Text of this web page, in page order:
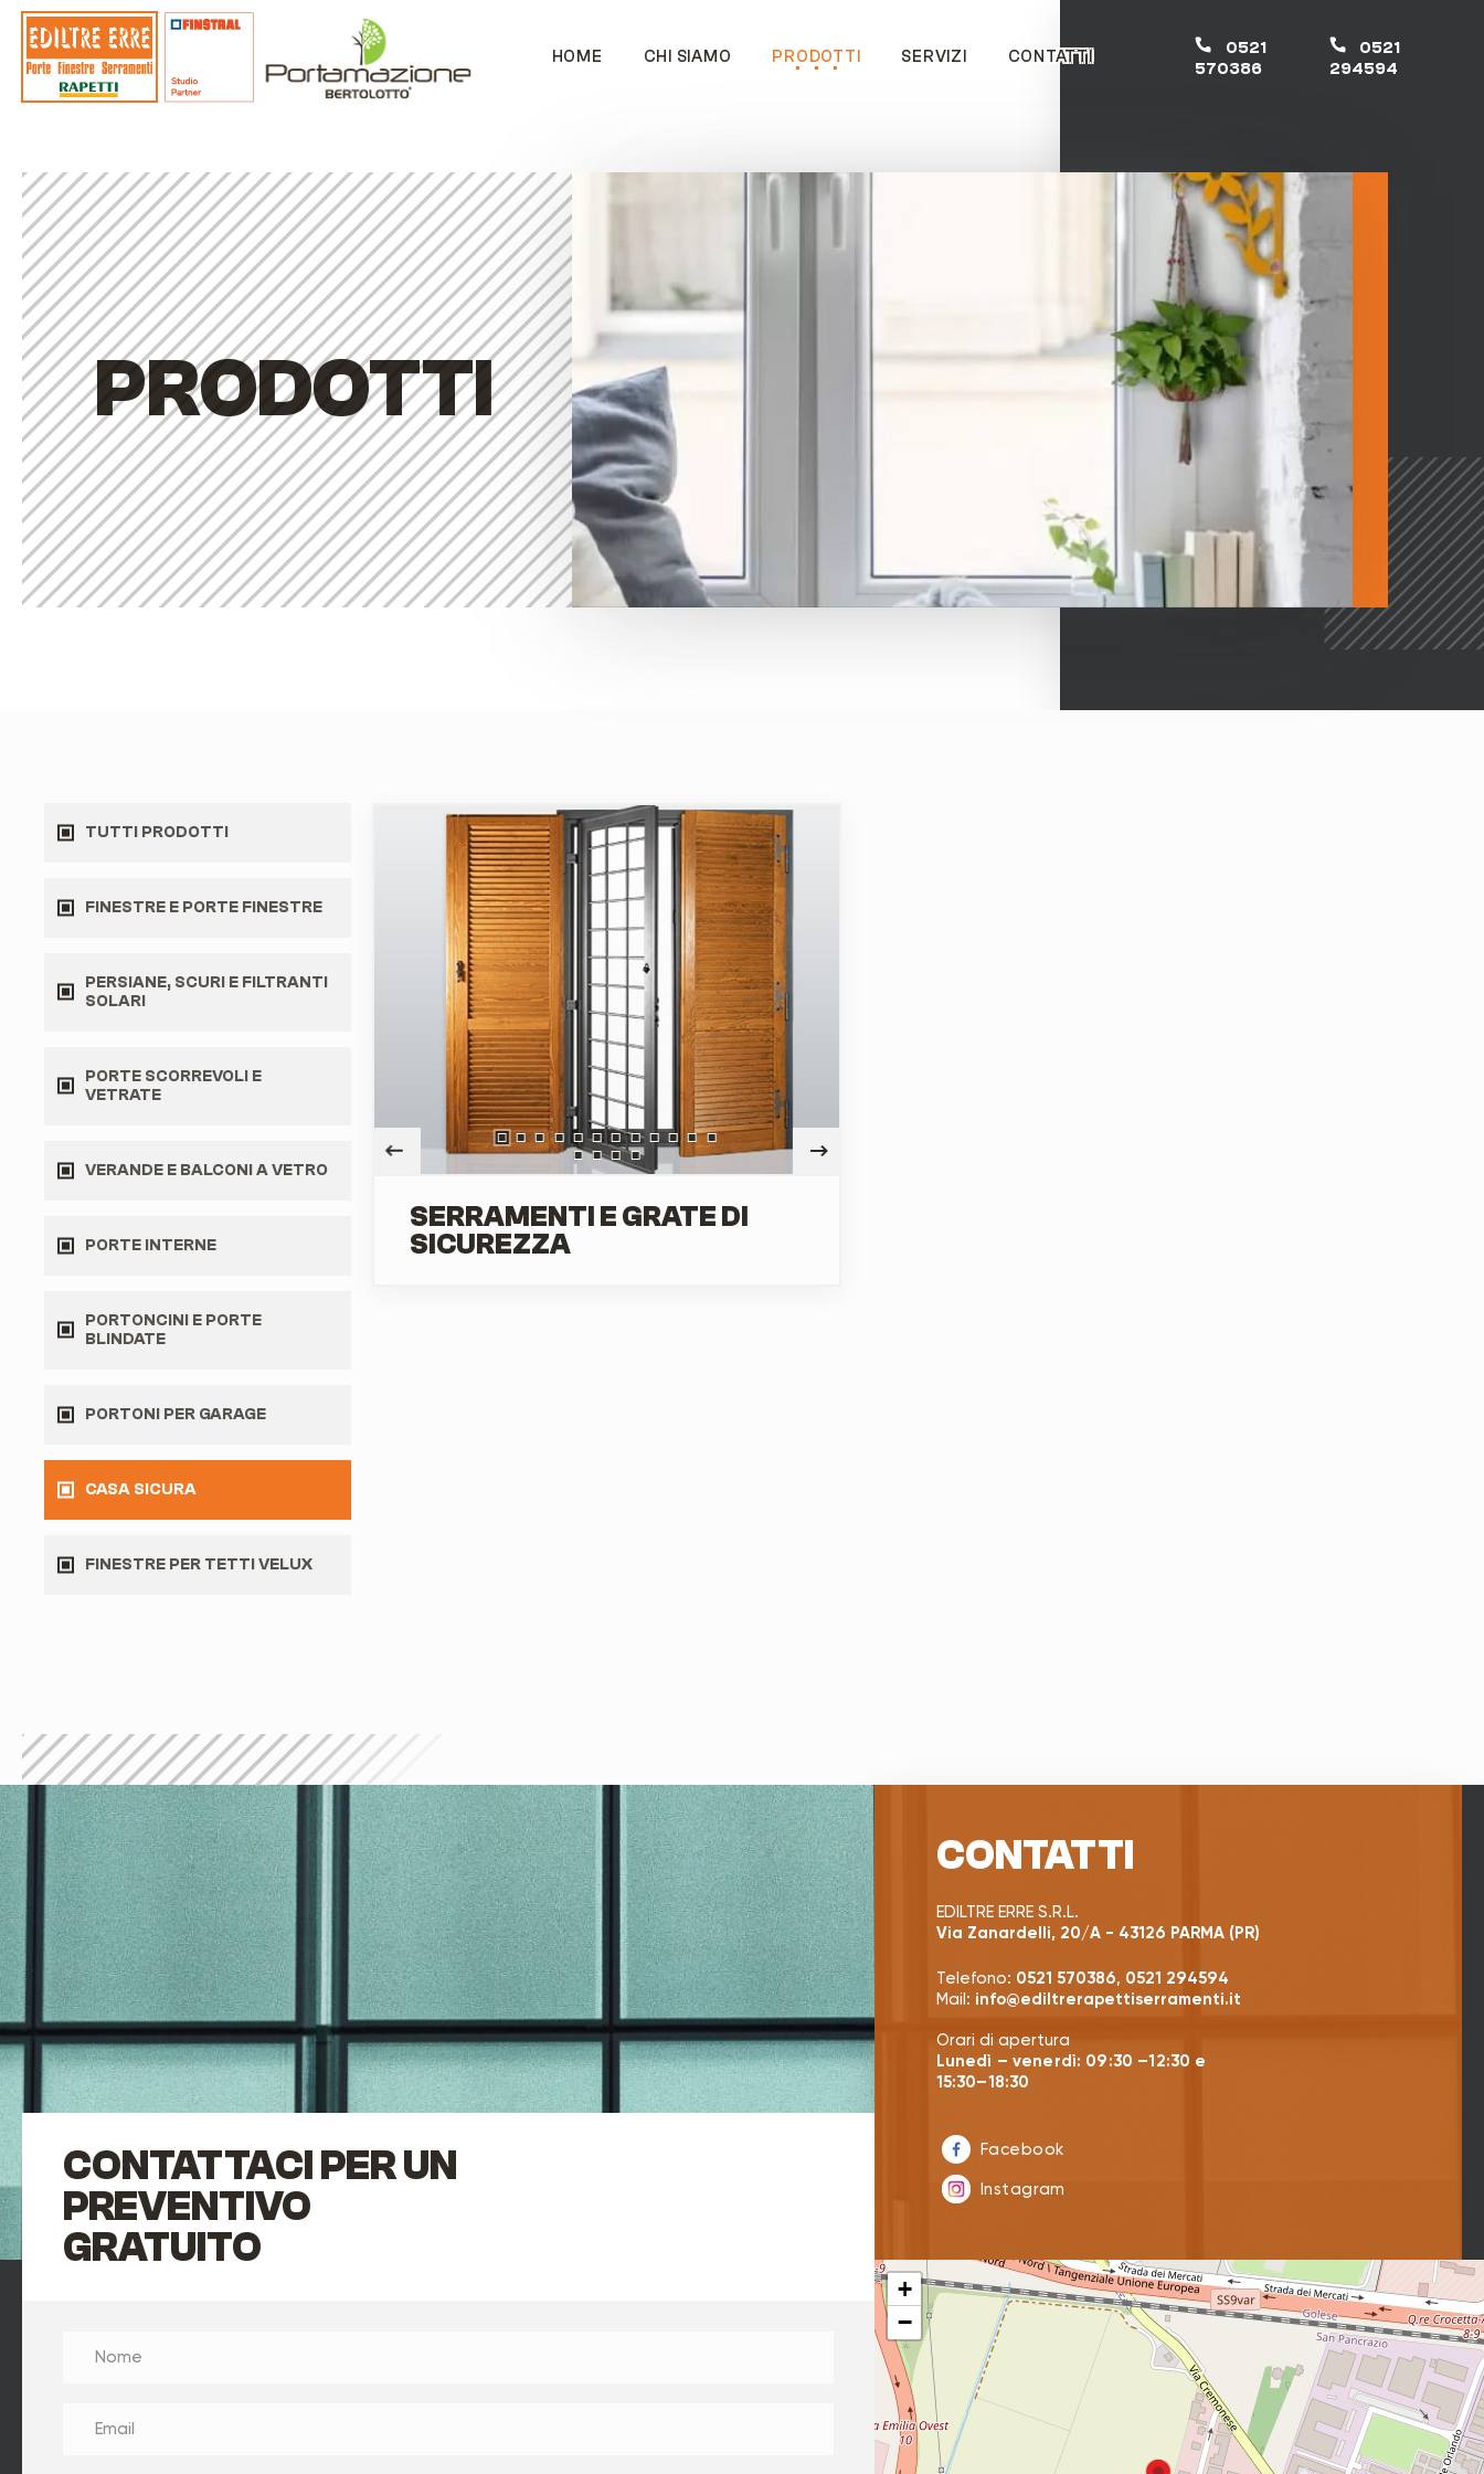
HOME CHI SIAMO PRODOTTI SERVIZI CONTATTI
0521
570386
0521
294594
PRODOTTI
TUTTI PRODOTTI
FINESTRE E PORTE FINESTRE
PERSIANE, SCURI E FILTRANTI
SOLARI
PORTE SCORREVOLI E
VETRATE
VERANDE E BALCONI A VETRO
PORTE INTERNE
PORTONCINI E PORTE
BLINDATE
PORTONI PER GARAGE
CASA SICURA
FINESTRE PER TETTI VELUX
SERRAMENTI E GRATE DI
SICUREZZA
CONTATTI
EDILTRE ERRE S.R.L.
Via Zanardelli, 20/A - 43126 PARMA (PR)
Telefono: 0521 570386, 0521 294594
Mail: info@ediltrerapettiserramenti.it
Orari di apertura
Lunedì – venerdì: 09:30 –12:30 e
15:30–18:30
Facebook
Instagram
CONTATTACI PER UN
PREVENTIVO
GRATUITO
+
−